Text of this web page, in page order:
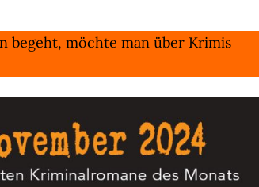
begeht, möchte man über Krimis